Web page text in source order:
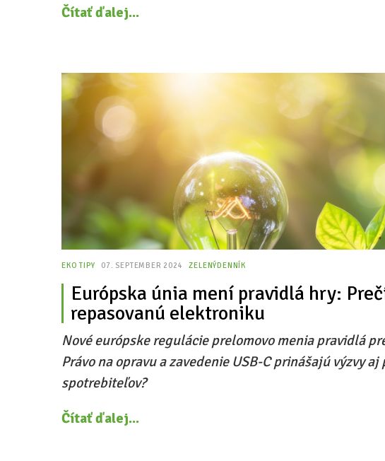
Čítať ďalej...
EKO TIPY 07. SEPTEMBER 2024 ZELENÝDENNÍK
Európska únia mení pravidlá hry:
repasovanú elektroniku
Nové európske regulácie prelomovo menia pravidlá
Právo na opravu a zavedenie USB-C prinášajú výzvy
spotrebiteľov?
Čítať ďalej...